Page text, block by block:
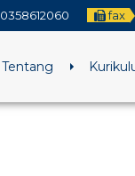
0358612060 fax
Tentang